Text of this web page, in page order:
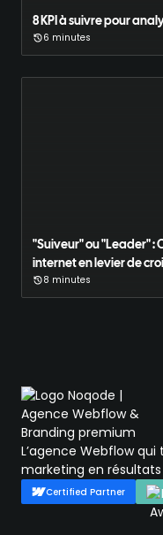
8 KPI à suivre pour
6 minutes
"Suiveur" ou "Leader" :
internet en levier de
8 minutes
L’agence Webflow
marketing en
Certified Partner